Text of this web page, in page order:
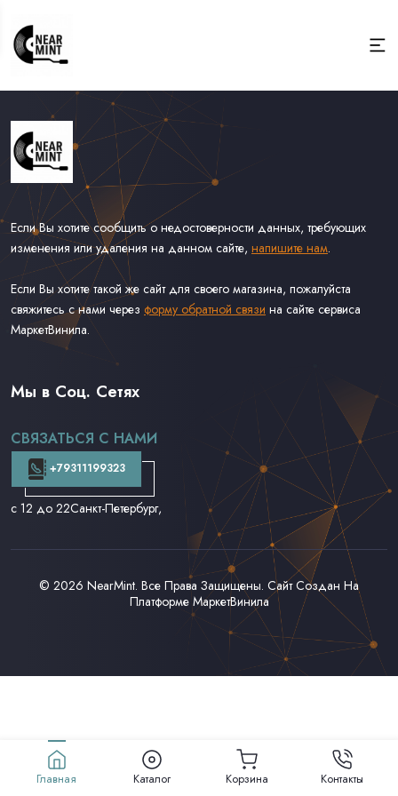
Если Вы хотите сообщить о недостоверности данных, требующих
изменения или удаления на данном сайте, напишите нам.
Если Вы хотите такой же сайт для своего магазина, пожалуйста
свяжитесь с нами через форму обратной связи на сайте сервиса
МаркетВинила.
Виниловые Пластинки
Доставка и Оплата
Контакты
Мы в Соц. Сетях
СВЯЗАТЬСЯ С НАМИ
+79311199323
с 12 до 22Санкт-Петербург,
© 2026 NearMint. Все Права Защищены. Сайт Создан На
Платформе МаркетВинила
Главная Каталог Корзина Контакты